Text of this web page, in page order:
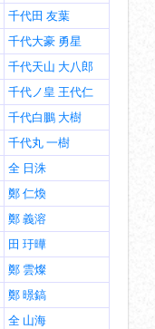
千代田 友葉
千代大豪 勇星
千代天山 大八郎
千代ノ皇 王代仁
千代白鵬 大樹
千代丸 一樹
全 日洙
鄭 仁煥
鄭 義溶
田 玗曄
鄭 雲燦
鄭 暻鎬
全 山海